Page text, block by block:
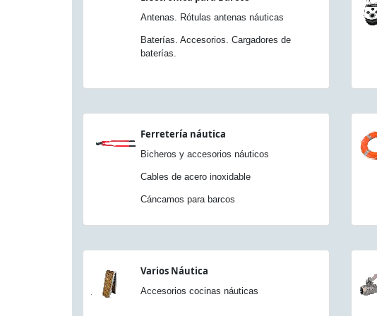
Antenas. Rótulas antenas náuticas
Baterías. Accesorios. Cargadores de
baterías.
Ferretería náutica
Bicheros y accesorios náuticos
Cables de acero inoxidable
Cáncamos para barcos
Varios Náutica
Accesorios cocinas náuticas